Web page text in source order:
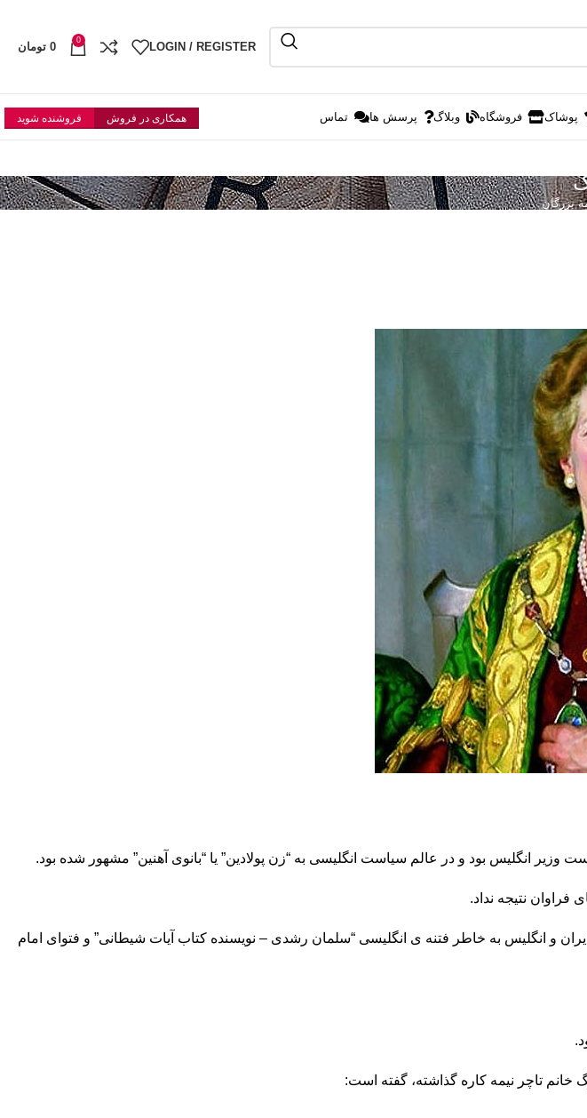
LOGIN / REGISTER
0
0 تومان
پوشاک فروشگاه وبلاگ پرسش ها تماس همکاری در فروش فروشنده شوید
بزرگان
نتیجه نداد.
و انگلیس به خاطر فتنه ی انگلیسی “سلمان رشدی – نویسنده کتاب آیات شیطانی” و فتوای امام
تاچر نیمه کاره گذاشته، گفته است: